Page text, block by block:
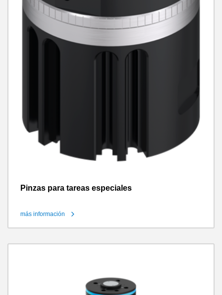
Pinzas para tareas especiales
más información